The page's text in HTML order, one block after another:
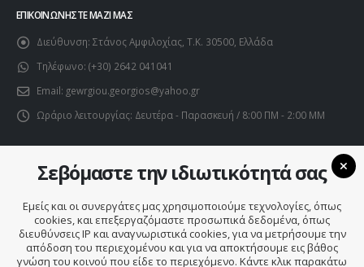
ΕΠΙΚΟΙΝΩΝΉΣΤΕ ΜΑΖΊ ΜΑΣ
Διεύθυνση: Στάνος Αμφιλοχίας, Τ.Κ. 30500, Ελλάδα
Τηλέφωνο: (+30) 2642 041041
Email: gewrgiou.georgios@yahoo.gr
Ωράριο λειτουργίας: Δευτέρα - Παρασκευή / 8:00 ΠΜ - 2:00 ΜΜ
Σεβόμαστε την ιδιωτικότητά σας
Εμείς και οι συνεργάτες μας χρησιμοποιούμε τεχνολογίες, όπως
cookies, και επεξεργαζόμαστε προσωπικά δεδομένα, όπως
διευθύνσεις IP και αναγνωριστικά cookies, για να μετρήσουμε την
απόδοση του περιεχομένου και για να αποκτήσουμε εις βάθος
γνώση του κοινού που είδε το περιεχόμενο. Κάντε κλικ παρακάτω